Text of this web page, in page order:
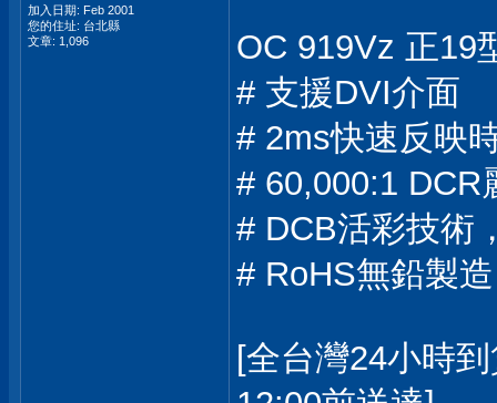
加入日期: Feb 2001
您的住址: 台北縣
文章: 1,096
OC 919Vz 正19
# 支援DVI介面
# 2ms快速反映
# 60,000:1 DCR
# DCB活彩技術
# RoHS無鉛製造
[全台灣24小時